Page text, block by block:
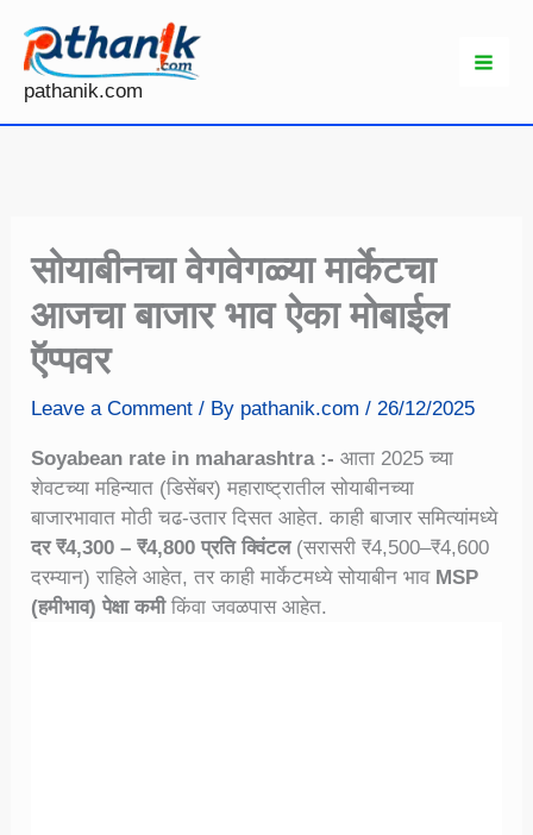
content
pathanik.com
सोयाबीनचा वेगवेगळ्या मार्केटचा
आजचा बाजार भाव ऐका मोबाईल
ऍप्पवर
Leave a Comment / By pathanik.com/ 26/12/2025
Soyabean rate in maharashtra :- आता 2025 च्या
शेवटच्या महिन्यात (डिसेंबर) महाराष्ट्रातील सोयाबीनच्या
बाजारभावात मोठी चढ-उतार दिसत आहेत. काही बाजार समित्यांमध्ये
दर ₹4,300 – ₹4,800 प्रति क्विंटल(सरासरी ₹4,500–₹4,600
दरम्यान) राहिले आहेत, तर काही मार्केटमध्ये सोयाबीन भाव MSP
(हमीभाव) पेक्षा कमीकिंवा जवळपास आहेत.